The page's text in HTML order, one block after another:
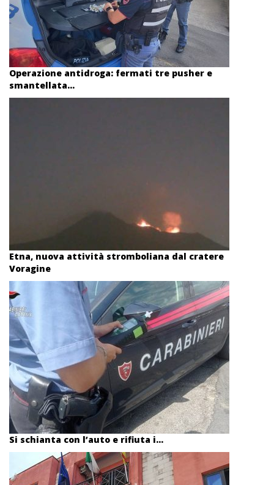
Operazione antidroga: fermati tre pusher e
smantellata...
Etna, nuova attività stromboliana dal cratere
Voragine
Si schianta con l’auto e rifiuta i...